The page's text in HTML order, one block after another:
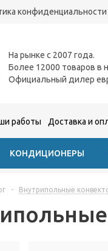
конфиденциальности
На рынке с 2007 года.
Более 12000 товаров в
Официальный дилер
работы Доставка и
КОНДИЦИОНЕРЫ
- Внутрипольные